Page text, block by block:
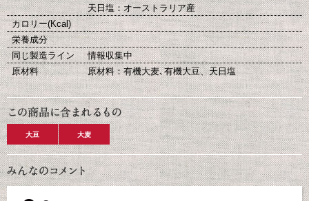
天日塩：オーストラリア産
カロリー(Kcal)
栄養成分
同じ製造ライン
情報収集中
原材料
原材料：有機大麦､有機大豆、天日塩
大豆 大麦